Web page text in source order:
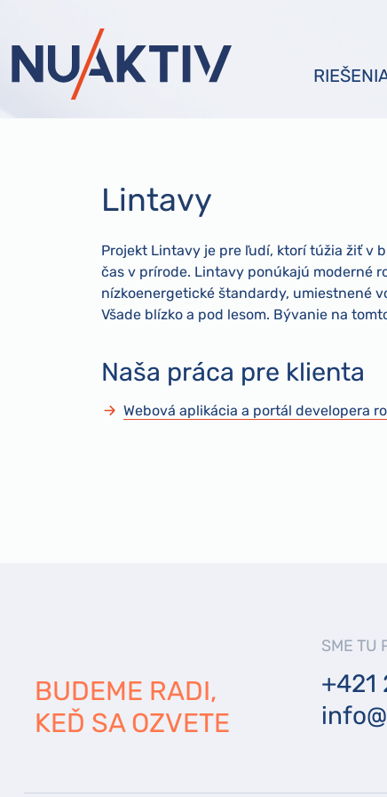
Lintavy
Projekt Lintavy je pre ľudí, ktorí túžia žiť v
čas v prírode. Lintavy ponúkajú moderné
nízkoenergetické štandardy, umiestnené
Všade blízko a pod lesom. Bývanie na
Naša práca pre klienta
Webová aplikácia a portál developera
BUDEME RADI,
KEĎ SA OZVETE
SME TU
+421